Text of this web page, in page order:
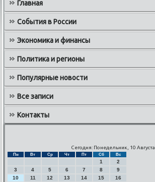
Главная
События в России
Экономика и финансы
Политика и регионы
Популярные новости
Все записи
Контакты
Сегодня: Понедельник, 10 Августа
Пн Вт Ср Чт Пт Сб Вс
1
2
3
4 5 6 7 8
9
10
11 12 13 14 15
16